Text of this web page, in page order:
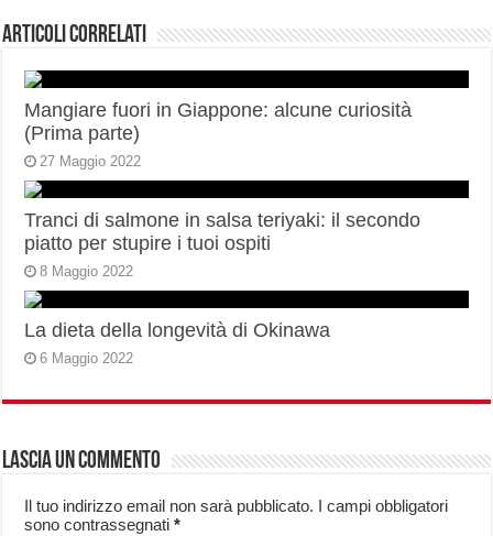
Articoli correlati
Mangiare fuori in Giappone: alcune curiosità
(Prima parte)
27 Maggio 2022
Tranci di salmone in salsa teriyaki: il secondo
piatto per stupire i tuoi ospiti
8 Maggio 2022
La dieta della longevità di Okinawa
6 Maggio 2022
Lascia un commento
Il tuo indirizzo email non sarà pubblicato. I campi obbligatori
sono contrassegnati*